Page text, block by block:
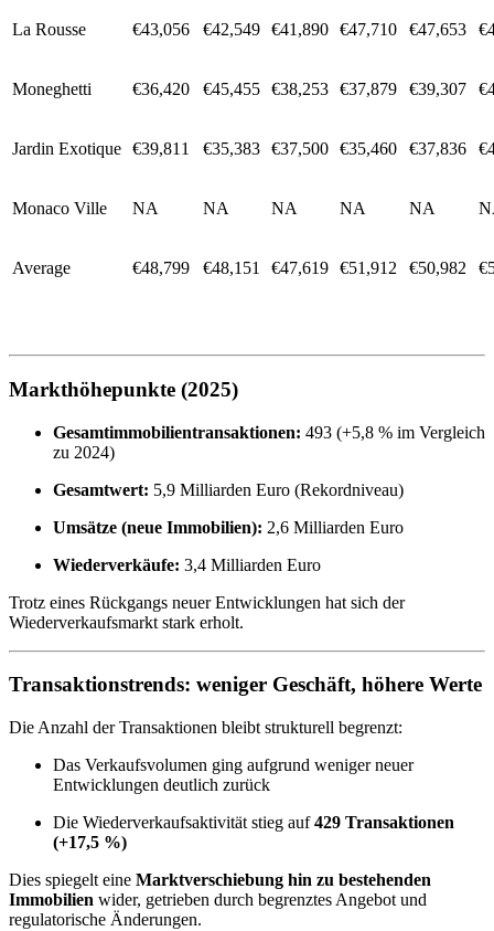
La Rousse €43,056 €42,549 €41,890 €47,710 €47,653
Moneghetti €36,420 €45,455 €38,253 €37,879 €39,307
Jardin Exotique €39,811 €35,383 €37,500 €35,460 €37,836
Monaco Ville NA NA NA NA NA
Average €48,799 €48,151 €47,619 €51,912 €50,982
Markthöhepunkte (2025)
Gesamtimmobilientransaktionen: 493 (+5,8 % im Vergleich
zu 2024)
Gesamtwert: 5,9 Milliarden Euro (Rekordniveau)
Umsätze (neue Immobilien): 2,6 Milliarden Euro
Wiederverkäufe: 3,4 Milliarden Euro
Trotz eines Rückgangs neuer Entwicklungen hat sich der
Wiederverkaufsmarkt stark erholt.
Transaktionstrends: weniger Geschäft, höhere Werte
Die Anzahl der Transaktionen bleibt strukturell begrenzt:
Das Verkaufsvolumen ging aufgrund weniger neuer
Entwicklungen deutlich zurück
Die Wiederverkaufsaktivität stieg auf429 Transaktionen
(+17,5 %)
Dies spiegelt eine Marktverschiebung hin zu bestehenden
Immobilien wider, getrieben durch begrenztes Angebot und
regulatorische Änderungen.